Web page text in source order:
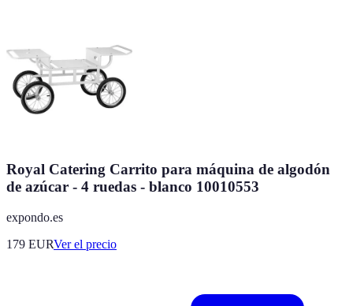
Royal Catering Carrito para máquina de algodón
de azúcar - 4 ruedas - blanco 10010553
expondo.es
179 EURVer el precio